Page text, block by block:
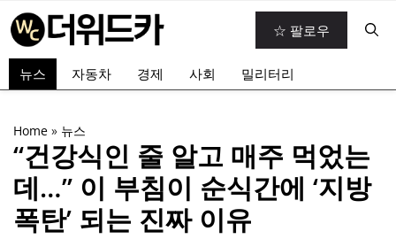
텐
츠
☆ 팔로우
뉴스 자동차 경제 사회 밀리터리
Home » 뉴스
“건강식인 줄 알고 매주 먹었는
데…” 이 부침이 순식간에 ‘지방
폭탄’ 되는 진짜 이유